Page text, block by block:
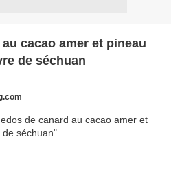
cacao amer et pineau
de séchuan